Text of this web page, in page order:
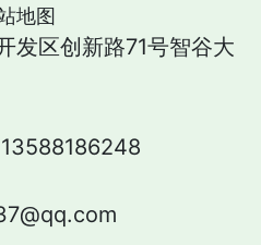
地图
发区创新路71号智谷大